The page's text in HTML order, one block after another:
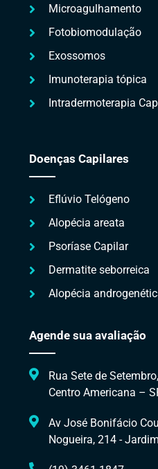
Microagulhamento
Fotobiomodulação
Exossomos
Imunoterapia tópica
Intradermoterapia
Doenças Capilares
Eflúvio Telógeno
Alopécia areata
Psoríase Capilar
Dermatite seborreica
Alopécia
Agende sua avaliação
Rua Sete de
Centro Americana –
Av José Bonifácio
Nogueira, 214 -